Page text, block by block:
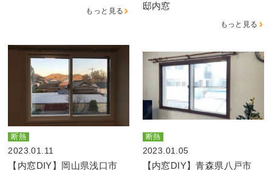
もっと見る
邸内窓
もっと見る
断熱
2023.01.11
【内窓DIY】岡山県浅口市
断熱
2023.01.05
【内窓DIY】青森県八戸市